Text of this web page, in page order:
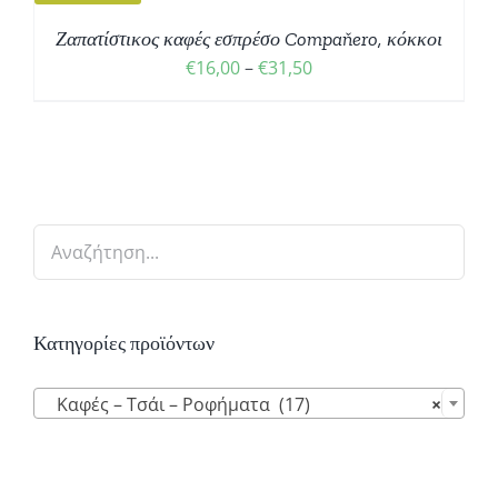
Ζαπατίστικος καφές εσπρέσο Compaňero, κόκκοι
€16,00–€31,50Price
Κατηγορίες προϊόντων
×
Καφές – Τσάι – Ροφήματα (17)